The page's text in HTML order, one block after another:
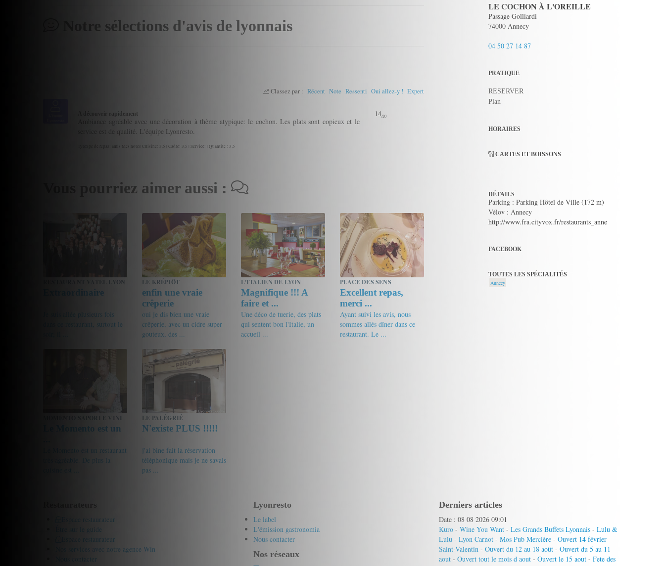
Notre sélections d'avis de lyonnais
Classez par : Récent Note Ressenti Oui allez-y ! Expert
A découvrir rapidement
Ambiance agréable avec une décoration à thème atypique: le cochon. Les plats sont copieux et le
service est de qualité. L'équipe Lyonresto.
Tytexpe de repas: amis Mes notes Cuisine: 3.5 | Cadre: 3.5 | Service: | Quantité : 3.5
14/20
Vous pourriez aimer aussi :
RESTAURANT VATEL LYON
Extraordinaire
Je suis allée plusieurs fois
dans ce restaurant, surtout le
LE KRÉPIÔT
enfin une vraie
crêperie
oui je dis bien une vraie
crêperie, avec un cidre super
gouteux, des ...
L'ITALIEN DE LYON
Magnifique !!! A
faire et ...
Une déco de tuerie, des plats
qui sentent bon l'Italie, un
accueil ...
PLACE DES SENS
Excellent repas,
merci ...
Ayant suivi les avis, nous
sommes allés dîner dans ce
restaurant. Le ...
MOMENTO SAPORI E VINI
Le Momento est un
Le Momento est un restaurant
très agréable. De plus la
LE PALÉGRIÉ
N'existe PLUS !!!!!
j'ai bine fait la réservation
téléphonique mais je ne savais
pas ...
LE COCHON À L'OREILLE
Passage Golliardi
74000 Annecy
04 50 27 14 87
PRATIQUE
RESERVER
Plan
HORAIRES
CARTES ET BOISSONS
DÉTAILS
Parking : Parking Hôtel de Ville (172 m)
Vélov : Annecy
http://www.fra.cityvox.fr/restaurants_anne
FACEBOOK
TOUTES LES SPÉCIALITÉS
Annecy
Espace restaurateur
Être sur le guide
Espace restaurateur
Nos services avec notre agence Win
Nous contacter
Lyonresto
Le label
L'émission gastronomia
Nous contacter
Nos réseaux
Derniers articles
Date : 08 08 2026 09:01
Kuro - Wine You Want - Les Grands Buffets Lyonnais - Lulu &
Lulu - Lyon Carnot - Mos Pub Mercière - Ouvert 14 février
Saint-Valentin - Ouvert du 12 au 18 août - Ouvert du 5 au 11
aout - Ouvert tout le mois d aout - Ouvert le 15 aout - Fete des